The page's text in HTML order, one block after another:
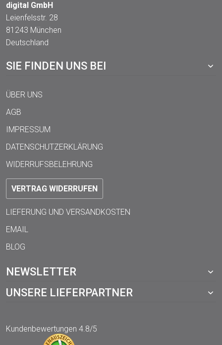
digital GmbH
Leienfelsstr. 28
81243 München
Deutschland
SIE FINDEN UNS BEI
ÜBER UNS
AGB
IMPRESSUM
DATENSCHUTZERKLÄRUNG
WIDERRUFSBELEHRUNG
VERTRAG WIDERRUFEN
LIEFERUNG UND VERSANDKOSTEN
EMAIL
BLOG
NEWSLETTER
UNSERE LIEFERPARTNER
Kundenbewertungen 4.8/5